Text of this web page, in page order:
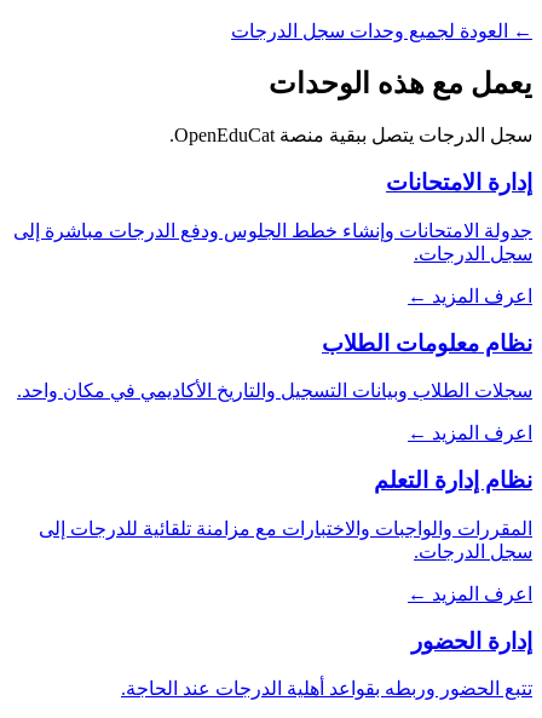
← العودة لجميع وحدات سجل الدرجات
يعمل مع هذه الوحدات
سجل الدرجات يتصل ببقية منصة OpenEduCat.
إدارة الامتحانات
جدولة الامتحانات وإنشاء خطط الجلوس ودفع الدرجات مباشرة إلى
سجل الدرجات.
اعرف المزيد ←
نظام معلومات الطلاب
سجلات الطلاب وبيانات التسجيل والتاريخ الأكاديمي في مكان واحد.
اعرف المزيد ←
نظام إدارة التعلم
المقررات والواجبات والاختبارات مع مزامنة تلقائية للدرجات إلى
سجل الدرجات.
اعرف المزيد ←
إدارة الحضور
تتبع الحضور وربطه بقواعد أهلية الدرجات عند الحاجة.